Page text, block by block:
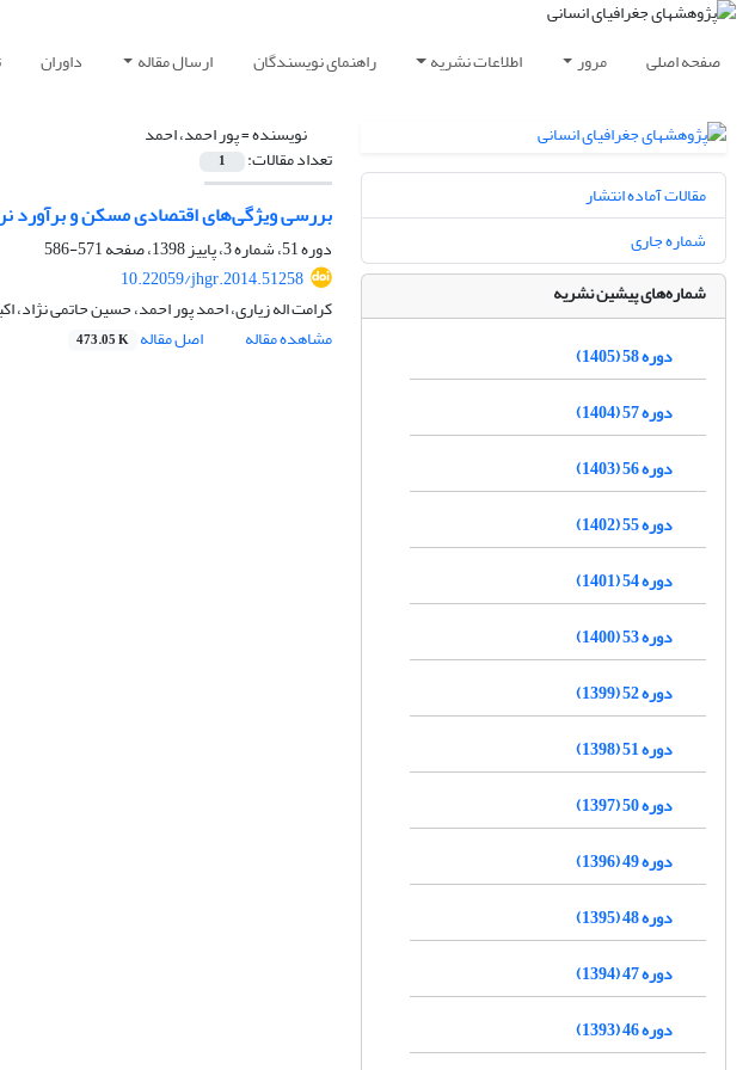
صفحه اصلی مرور اطلاعات نشریه راهنمای نویسندگان ارسال مقاله داوران
نویسنده =پور احمد، احمد
تعداد مقالات: 1
بررسی ویژگی‌های اقتصادی مسکن و برآورد
دوره 51، شماره 3، پاییز 1398، صفحه
571-586
10.22059/jhgr.2014.51258
کرامت اله زیاری، احمد پور احمد، حسین حاتمی نژاد،
مشاهده مقاله
اصل مقاله 473.05 K
مقالات آماده انتشار
شماره جاری
شماره‌های پیشین نشریه
دوره 58 (1405)
دوره 57 (1404)
دوره 56 (1403)
دوره 55 (1402)
دوره 54 (1401)
دوره 53 (1400)
دوره 52 (1399)
دوره 51 (1398)
دوره 50 (1397)
دوره 49 (1396)
دوره 48 (1395)
دوره 47 (1394)
دوره 46 (1393)